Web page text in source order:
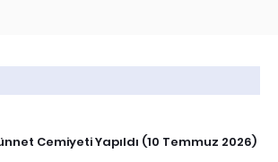
Cemiyeti Yapıldı (10 Temmuz 2026)